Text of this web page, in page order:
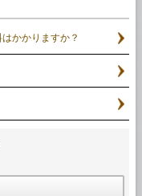
かかりますか？